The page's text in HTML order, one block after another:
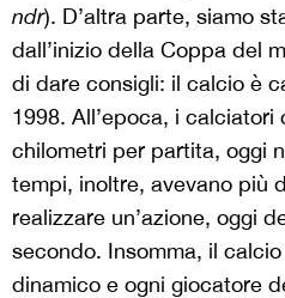
ndr). D’altra parte, siamo
dall’inizio della Coppa del
di dare consigli: il calcio è
1998. All’epoca, i
chilometri per partita, oggi
tempi, inoltre, avevano più
realizzare un’azione, oggi
secondo. Insomma, il
dinamico e ogni giocatore